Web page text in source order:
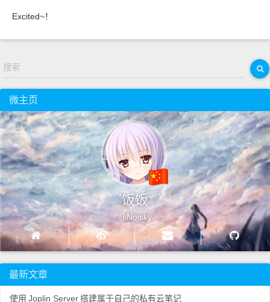
Excited~！
搜索
微主页
饭饭
@Noisky
最新文章
使用 Joplin Server搭建属于自己的私有云笔记